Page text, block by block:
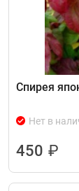
Спирея
Нет в
450 ₽